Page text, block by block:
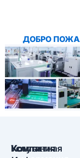
ДОБРО
Компания
Услуги
Контактная